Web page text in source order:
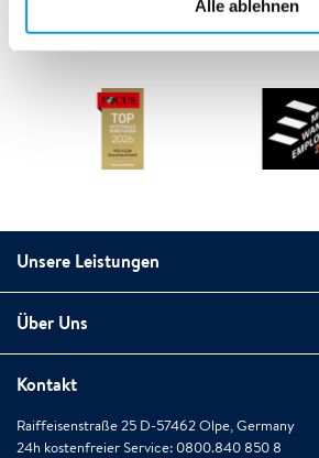
Alle ablehnen
Unsere Leistungen
Über Uns
Kontakt
Raiffeisenstraße 25 D-57462 Olpe, Germany
24h kostenfreier Service: 0800.840 850 8